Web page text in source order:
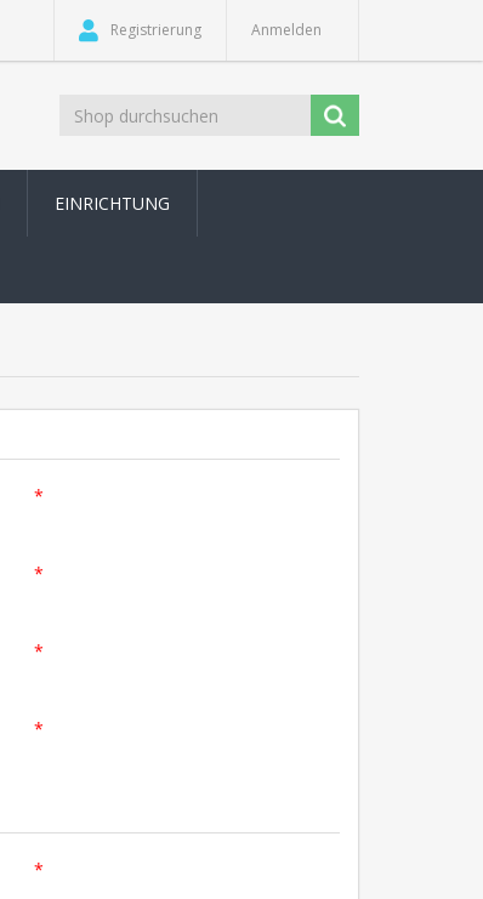
Registrierung Anmelden
EINRICHTUNG
*
*
*
*
*